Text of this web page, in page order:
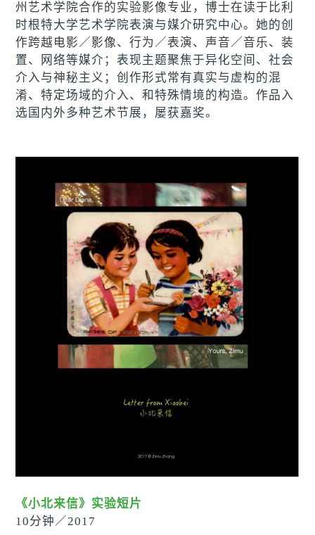
州艺术学院合作的实验影像专业，博士在读于比利
时根特大学艺术学院表演与媒介研究中心。她的创
作跨越电影／ 影像、行为 ／ 表演、声音／ 音乐、装
置、网络等媒介；表现主题聚焦于异化空间、社会
介入与神秘主义；创作形式常有真实与虚构的混
淆、特定场域的介入、和特殊情境的构造。作品入
选国内外多种艺术节展，屡获嘉奖。
《小北来信》实验短片
10分钟／2017